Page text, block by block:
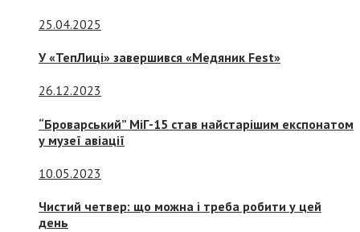
25.04.2025
У «ТепЛиці» завершився «Медяник Fest»
26.12.2023
“Броварський” МіГ-15 став найстарішим експонатом
у музеї авіації
10.05.2023
Чистий четвер: що можна і треба робити у цей
день